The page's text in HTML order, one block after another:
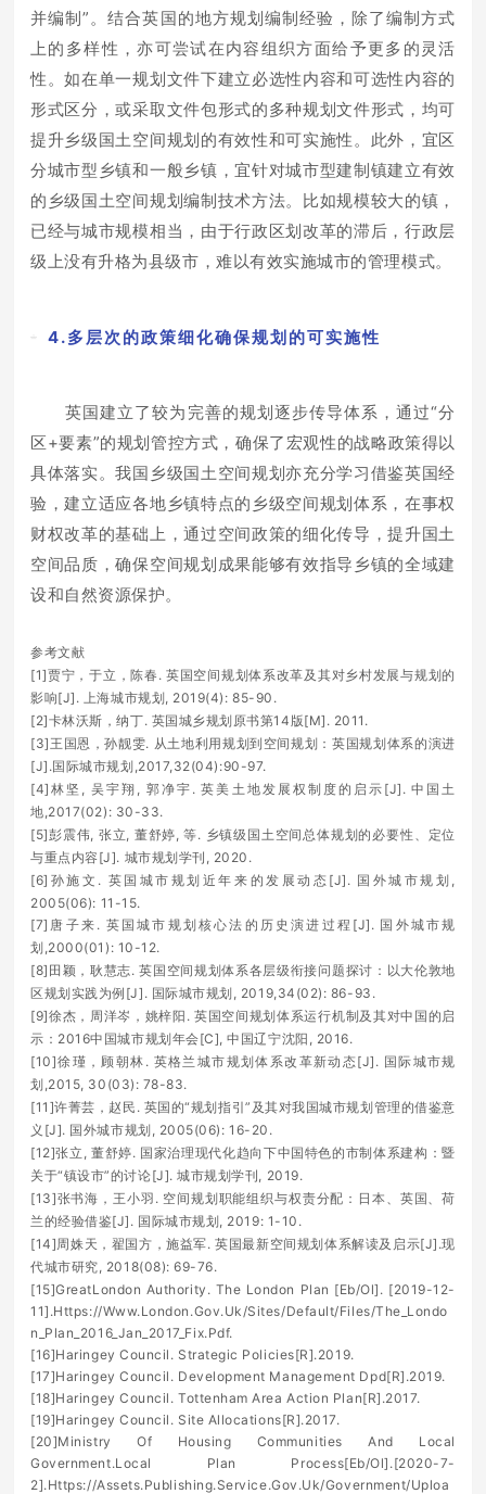
并编制”。结合英国的地方规划编制经验，除了编制方式
上的多样性，亦可尝试在内容组织方面给予更多的灵活
性。如在单一规划文件下建立必选性内容和可选性内容的
形式区分，或采取文件包形式的多种规划文件形式，均可
提升乡级国土空间规划的有效性和可实施性。此外，宜区
分城市型乡镇和一般乡镇，宜针对城市型建制镇建立有效
的乡级国土空间规划编制技术方法。比如规模较大的镇，
已经与城市规模相当，由于行政区划改革的滞后，行政层
级上没有升格为县级市，难以有效实施城市的管理模式。
4.多层次的政策细化确保规划的可实施性
英国建立了较为完善的规划逐步传导体系，通过“分
区+要素”的规划管控方式，确保了宏观性的战略政策得以
具体落实。我国乡级国土空间规划亦充分学习借鉴英国经
验，建立适应各地乡镇特点的乡级空间规划体系，在事权
财权改革的基础上，通过空间政策的细化传导，提升国土
空间品质，确保空间规划成果能够有效指导乡镇的全域建
设和自然资源保护。
参考文献
[1]贾宁，于立，陈春. 英国空间规划体系改革及其对乡村发展与规划的
影响[J]. 上海城市规划, 2019(4): 85-90.
[2]卡林沃斯，纳丁. 英国城乡规划原书第14版[M]. 2011.
[3]王国恩，孙靓雯. 从土地利用规划到空间规划：英国规划体系的演进
[J].国际城市规划,2017,32(04):90-97.
[4]林坚, 吴宇翔, 郭净宇. 英美土地发展权制度的启示[J]. 中国土
地,2017(02): 30-33.
[5]彭震伟, 张立, 董舒婷, 等. 乡镇级国土空间总体规划的必要性、定位
与重点内容[J]. 城市规划学刊, 2020.
[6]孙施文. 英国城市规划近年来的发展动态[J]. 国外城市规划,
2005(06): 11-15.
[7]唐子来. 英国城市规划核心法的历史演进过程[J]. 国外城市规
划,2000(01): 10-12.
[8]田颖，耿慧志. 英国空间规划体系各层级衔接问题探讨：以大伦敦地
区规划实践为例[J]. 国际城市规划, 2019,34(02): 86-93.
[9]徐杰，周洋岑，姚梓阳. 英国空间规划体系运行机制及其对中国的启
示：2016中国城市规划年会[C], 中国辽宁沈阳, 2016.
[10]徐瑾，顾朝林. 英格兰城市规划体系改革新动态[J]. 国际城市规
划,2015, 30(03): 78-83.
[11]许菁芸，赵民. 英国的“规划指引”及其对我国城市规划管理的借鉴意
义[J]. 国外城市规划, 2005(06): 16-20.
[12]张立, 董舒婷. 国家治理现代化趋向下中国特色的市制体系建构：暨
关于“镇设市”的讨论[J]. 城市规划学刊, 2019.
[13]张书海，王小羽. 空间规划职能组织与权责分配：日本、英国、荷
兰的经验借鉴[J]. 国际城市规划, 2019: 1-10.
[14]周姝天，翟国方，施益军. 英国最新空间规划体系解读及启示[J].现
代城市研究, 2018(08): 69-76.
[15]GreatLondon Authority. The London Plan [Eb/Ol]. [2019-12-
11].Https://Www.London.Gov.Uk/Sites/Default/Files/The_Londo
n_Plan_2016_Jan_2017_Fix.Pdf.
[16]Haringey Council. Strategic Policies[R].2019.
[17]Haringey Council. Development Management Dpd[R].2019.
[18]Haringey Council. Tottenham Area Action Plan[R].2017.
[19]Haringey Council. Site Allocations[R].2017.
[20]Ministry Of Housing Communities And Local
Government.Local Plan Process[Eb/Ol].[2020-7-
2].Https://Assets.Publishing.Service.Gov.Uk/Government/Uploa